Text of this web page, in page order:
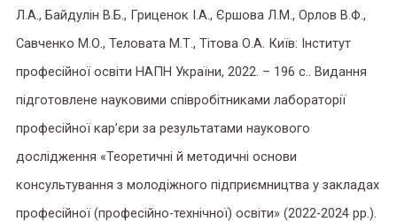
Л.А., Байдулін В.Б., Гриценок І.А., Єршова Л.М., Орлов В.Ф.,
Савченко М.О., Теловата М.Т., Тітова О.А. Київ: Інститут
професійної освіти НАПН України, 2022. – 196 с.. Видання
підготовлене науковими співробітниками лабораторії
професійної кар’єри за результатами наукового
дослідження «Теоретичні й методичні основи
консультування з молодіжного підприємництва у закладах
професійної (професійно-технічної) освіти» (2022-2024 рр.).